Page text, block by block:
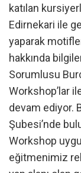
katılan
Edirnekari ile
yaparak
hakkında
Sorumlusu
Workshop’lar
devam ediyor.
Şubesi’nde
Workshop
eğitmenimiz